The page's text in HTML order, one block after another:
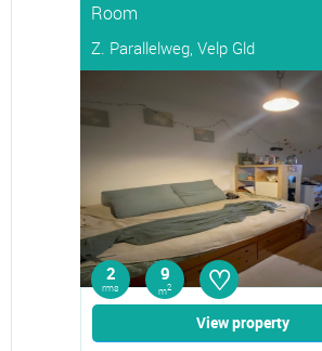
Room
Z. Parallelweg, Velp Gld
2
rms
9
m2 ♡
View property